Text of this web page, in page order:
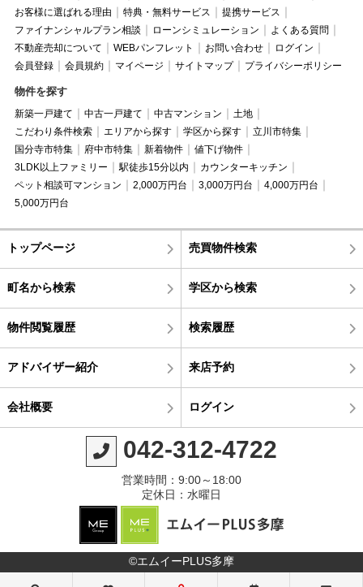
お客様に選ばれる理由
特典・無料サービス
提携サービス
ファイナンシャルプラン相談
ローンシミュレーション
よくある質問
不動産売却について
WEBパンフレット お問い合わせ
ログイン
会員登録
会員規約 マイページ サイトマップ プライバシーポリシー
物件を探す
新築一戸建て 中古一戸建て 中古マンション
土地
こだわり条件検索
エリアから探す 学区から探す
立川市特集
国分寺市特集
府中市特集 新着物件
値下げ物件
3LDK以上ファミリー
駅徒歩15分以内
カウンターキッチン
ペット相談可マンション
2,000万円台 3,000万円台
4,000万円台
5,000万円台
トップページ 売買物件検索
町名から検索 学区から検索
物件閲覧履歴 検索履歴
アドバイザー紹介 来店予約
会社概要 ログイン
042-312-4722
営業時間：9:00～18:00
定休日：水曜日
©エムイーPLUS多摩